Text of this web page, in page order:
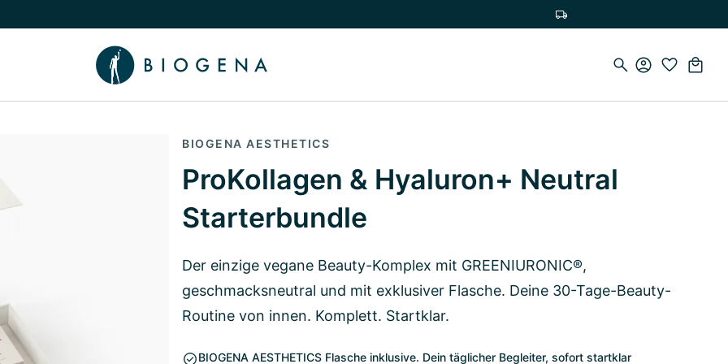
Wissen umschalten
BIOGENA AESTHETICS
ProKollagen & Hyaluron+ Neutral
Starterbundle
Der einzige vegane Beauty-Komplex mit GREENIURONIC®,
geschmacksneutral und mit exklusiver Flasche. Deine 30-Tage-Beauty-
Routine von innen. Komplett. Startklar.
BIOGENA AESTHETICS Flasche inklusive. Dein täglicher Begleiter, sofort startklar